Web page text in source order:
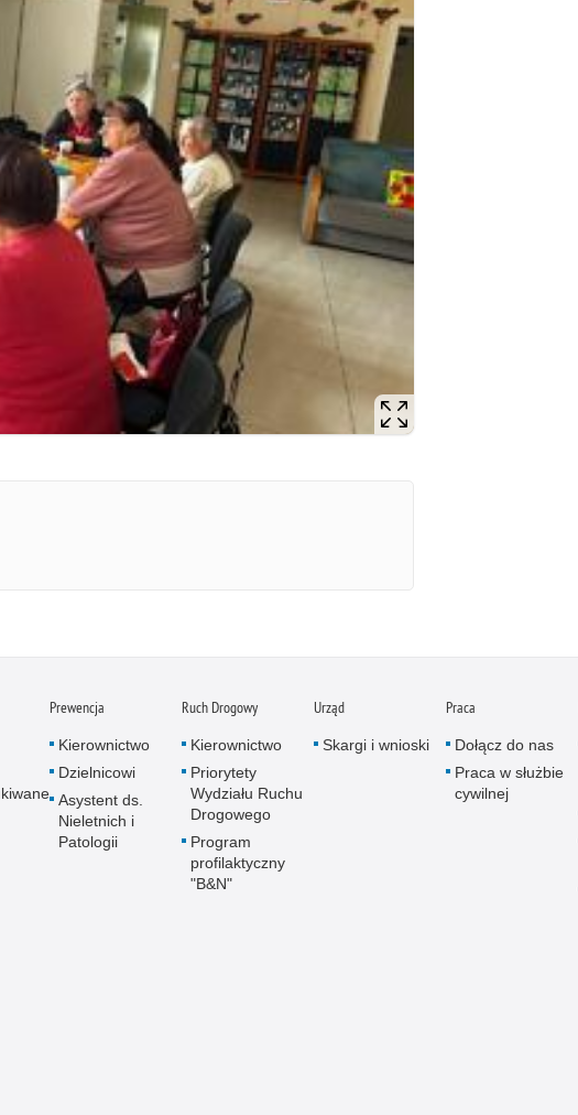
Prewencja
Kierownictwo
Dzielnicowi
Asystent ds.
Nieletnich i
Patologii
Ruch Drogowy
Kierownictwo
Priorytety
Wydziału Ruchu
Drogowego
Program
profilaktyczny
"B&N"
Urząd
Skargi i wnioski
Praca
Dołącz do nas
Praca w służbie
cywilnej